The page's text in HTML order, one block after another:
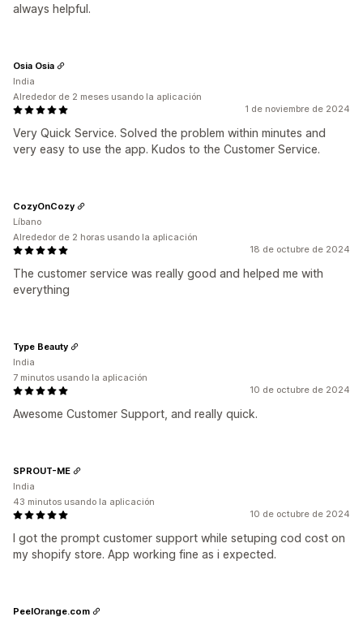
always helpful.
1 de noviembre de 2024
Very Quick Service. Solved the problem within minutes and
very easy to use the app. Kudos to the Customer Service.
Osia Osia
India
Alrededor de 2 meses usando la aplicación
18 de octubre de 2024
The customer service was really good and helped me with
everything
CozyOnCozy
Líbano
Alrededor de 2 horas usando la aplicación
10 de octubre de 2024
Awesome Customer Support, and really quick.
Type Beauty
India
7 minutos usando la aplicación
10 de octubre de 2024
I got the prompt customer support while setuping cod cost on
my shopify store. App working fine as i expected.
SPROUT-ME
India
43 minutos usando la aplicación
PeelOrange.com